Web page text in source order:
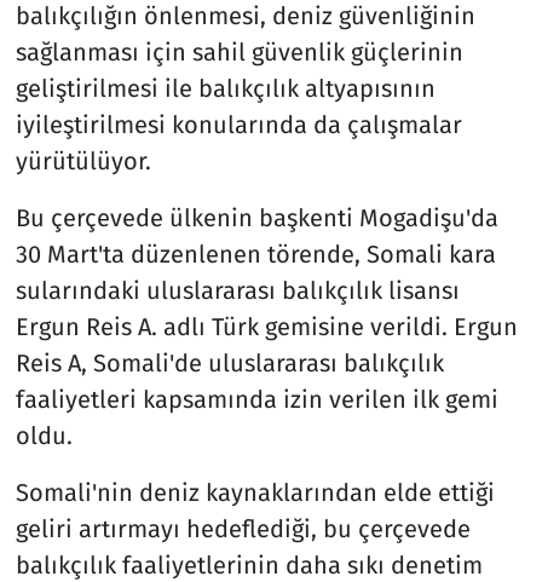
balıkçılığın önlenmesi, deniz güvenliğinin
sağlanması için sahil güvenlik güçlerinin
geliştirilmesi ile balıkçılık altyapısının
iyileştirilmesi konularında da çalışmalar
yürütülüyor.
Bu çerçevede ülkenin başkenti Mogadişu'da
30 Mart'ta düzenlenen törende, Somali kara
sularındaki uluslararası balıkçılık lisansı
Ergun Reis A. adlı Türk gemisine verildi. Ergun
Reis A, Somali'de uluslararası balıkçılık
faaliyetleri kapsamında izin verilen ilk gemi
oldu.
Somali'nin deniz kaynaklarından elde ettiği
geliri artırmayı hedeflediği, bu çerçevede
balıkçılık faaliyetlerinin daha sıkı denetim